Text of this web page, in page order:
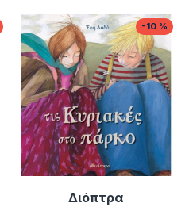
-10 %
Διόπτρα